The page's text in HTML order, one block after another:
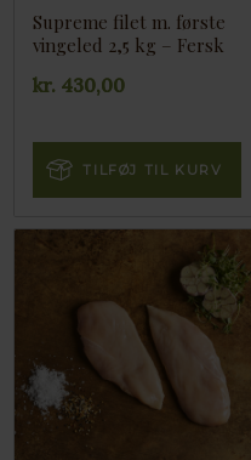
Supreme filet m. første
vingeled 2,5 kg – Fersk
kr. 430,00
TILFØJ TIL KURV